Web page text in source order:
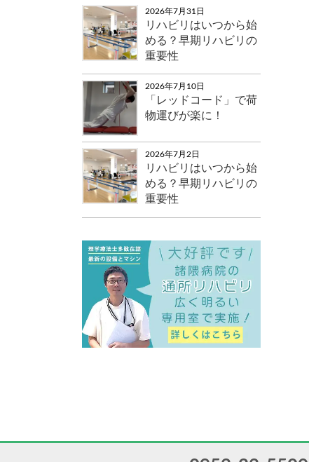
2026年7月31日
リハビリはいつから始
める？早期リハビリの
重要性
2026年7月10日
「レッドコード」で荷
物運びが楽に！
2026年7月2日
リハビリはいつから始
める？早期リハビリの
重要性